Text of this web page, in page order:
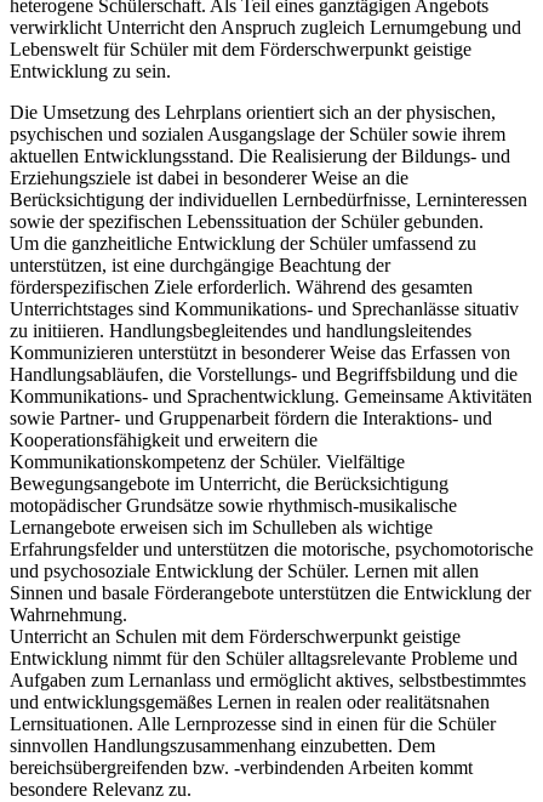
heterogene Schülerschaft. Als Teil eines ganztägigen Angebots
verwirklicht Unterricht den Anspruch zugleich Lernumgebung und
Lebenswelt für Schüler mit dem Förderschwerpunkt geistige
Entwicklung zu sein.
Die Umsetzung des Lehrplans orientiert sich an der physischen,
psychischen und sozialen Ausgangslage der Schüler sowie ihrem
aktuellen Entwicklungsstand. Die Realisierung der Bildungs- und
Erziehungsziele ist dabei in besonderer Weise an die
Berücksichtigung der individuellen Lernbedürfnisse, Lerninteressen
sowie der spezifischen Lebenssituation der Schüler gebunden.
Um die ganzheitliche Entwicklung der Schüler umfassend zu
unterstützen, ist eine durchgängige Beachtung der
förderspezifischen Ziele erforderlich. Während des gesamten
Unterrichtstages sind Kommunikations- und Sprechanlässe situativ
zu initiieren. Handlungsbegleitendes und handlungsleitendes
Kommunizieren unterstützt in besonderer Weise das Erfassen von
Handlungsabläufen, die Vorstellungs- und Begriffsbildung und die
Kommunikations- und Sprachentwicklung. Gemeinsame Aktivitäten
sowie Partner- und Gruppenarbeit fördern die Interaktions- und
Kooperationsfähigkeit und erweitern die
Kommunikationskompetenz der Schüler. Vielfältige
Bewegungsangebote im Unterricht, die Berücksichtigung
motopädischer Grundsätze sowie rhythmisch-musikalische
Lernangebote erweisen sich im Schulleben als wichtige
Erfahrungsfelder und unterstützen die motorische, psychomotorische
und psychosoziale Entwicklung der Schüler. Lernen mit allen
Sinnen und basale Förderangebote unterstützen die Entwicklung der
Wahrnehmung.
Unterricht an Schulen mit dem Förderschwerpunkt geistige
Entwicklung nimmt für den Schüler alltagsrelevante Probleme und
Aufgaben zum Lernanlass und ermöglicht aktives, selbstbestimmtes
und entwicklungsgemäßes Lernen in realen oder realitätsnahen
Lernsituationen. Alle Lernprozesse sind in einen für die Schüler
sinnvollen Handlungszusammenhang einzubetten. Dem
bereichsübergreifenden bzw. -verbindenden Arbeiten kommt
besondere Relevanz zu.